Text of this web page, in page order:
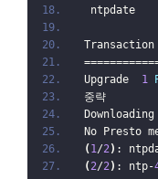
Transaction
Upgrade 1
중략
No Presto
(1 /2 ) :
(2/2 ) : ntp-